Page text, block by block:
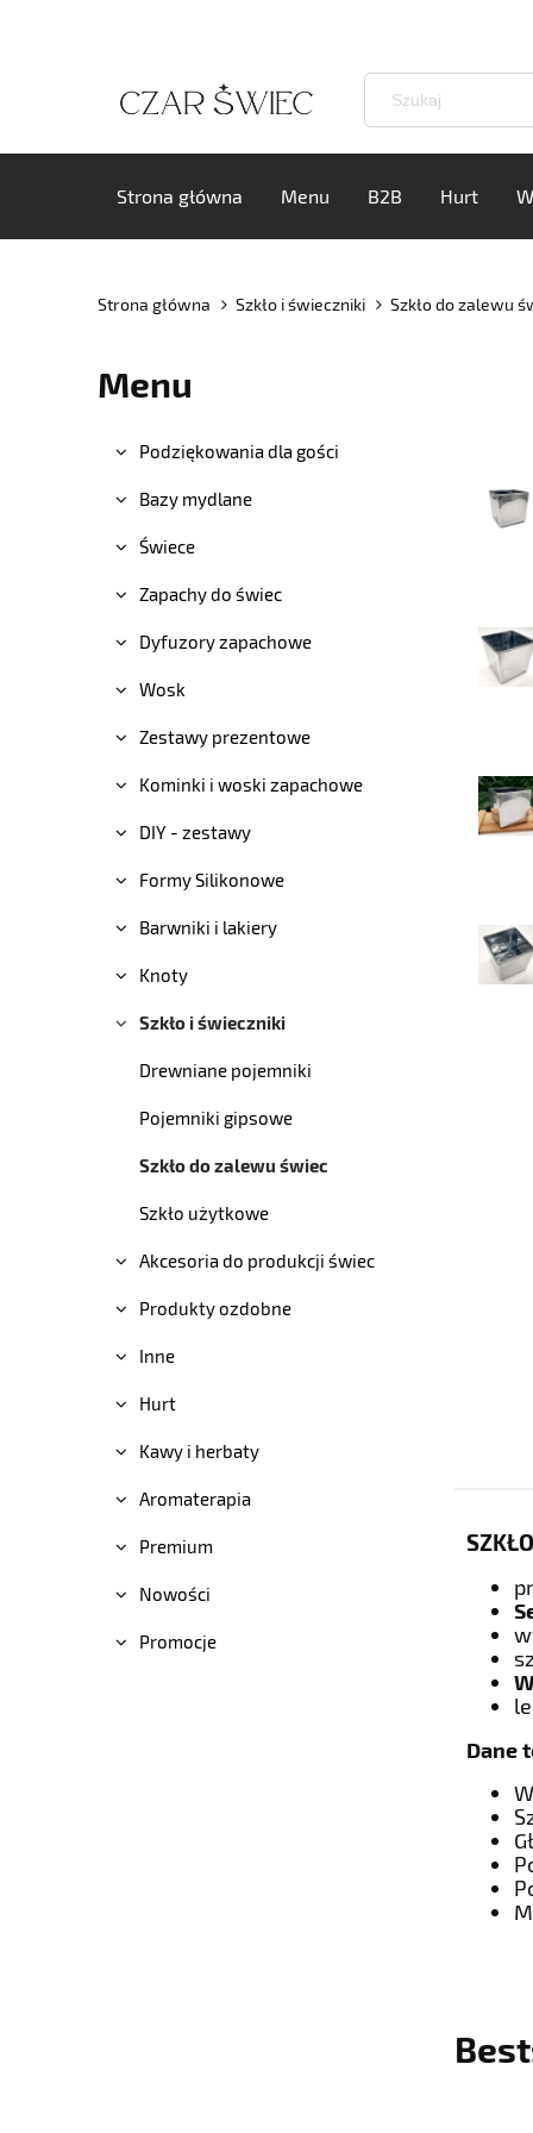
Strona główna Menu B2B Hurt
Strona główna Szkło i świeczniki Szkło do zalewu
Menu
Podziękowania dla gości
Bazy mydlane
Świece
Zapachy do świec
Dyfuzory zapachowe
Wosk
Zestawy prezentowe
Kominki i woski zapachowe
DIY - zestawy
Formy Silikonowe
Barwniki i lakiery
Knoty
Szkło i świeczniki
Drewniane pojemniki
Pojemniki gipsowe
Szkło do zalewu świec
Szkło użytkowe
Akcesoria do produkcji świec
Produkty ozdobne
Inne
Hurt
Kawy i herbaty
Aromaterapia
Premium
Nowości
Promocje
Dane